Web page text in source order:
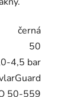
černá
50
4,5 bar
50-559